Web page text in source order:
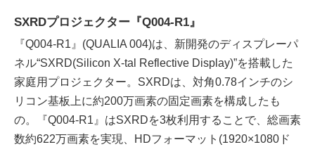
SXRDプロジェクター『Q004-R1』
『Q004-R1』(QUALIA 004)は、新開発のディスプレーパ
ネル“SXRD(Silicon X-tal Reflective Display)”を搭載した
家庭用プロジェクター。SXRDは、対角0.78インチのシ
リコン基板上に約200万画素の固定画素を構成したも
の。『Q004-R1』はSXRDを3枚利用することで、総画素
数約622万画素を実現、HDフォーマット(1920×1080ド